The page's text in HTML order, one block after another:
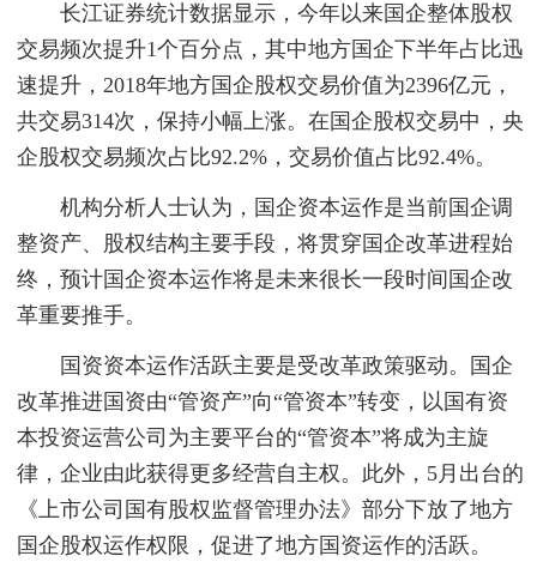
长江证券统计数据显示，今年以来国企整体股权
交易频次提升1个百分点，其中地方国企下半年占比迅
速提升，2018年地方国企股权交易价值为2396亿元，
共交易314次，保持小幅上涨。在国企股权交易中，央
企股权交易频次占比92.2%，交易价值占比92.4%。
机构分析人士认为，国企资本运作是当前国企调
整资产、股权结构主要手段，将贯穿国企改革进程始
终，预计国企资本运作将是未来很长一段时间国企改
革重要推手。
国资资本运作活跃主要是受改革政策驱动。国企
改革推进国资由“管资产”向“管资本”转变，以国有资
本投资运营公司为主要平台的“管资本”将成为主旋
律，企业由此获得更多经营自主权。此外，5月出台的
《上市公司国有股权监督管理办法》部分下放了地方
国企股权运作权限，促进了地方国资运作的活跃。